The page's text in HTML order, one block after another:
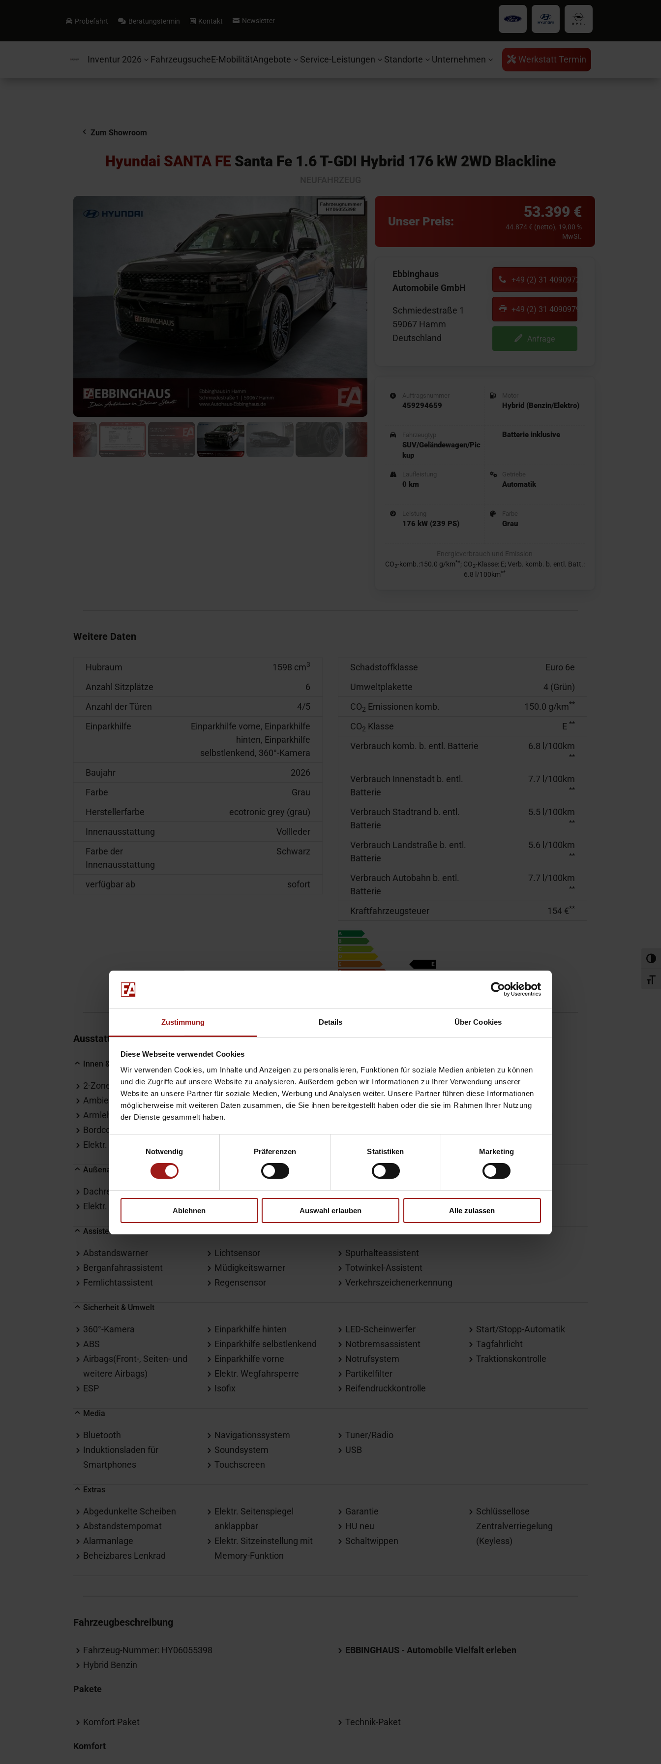
Zustimmung Details Über Cookies
Diese Webseite verwendet Cookies
Wir verwenden Cookies, um Inhalte und Anzeigen zu personalisieren, Funktionen für soziale Medien anbieten zu können
und die Zugriffe auf unsere Website zu analysieren. Außerdem geben wir Informationen zu Ihrer Verwendung unserer
Website an unsere Partner für soziale Medien, Werbung und Analysen weiter. Unsere Partner führen diese Informationen
möglicherweise mit weiteren Daten zusammen, die Sie ihnen bereitgestellt haben oder die sie im Rahmen Ihrer Nutzung
der Dienste gesammelt haben.
Notwendig
Präferenzen Statistiken Marketing
Ablehnen Auswahl erlauben Alle zulassen
 Probefahrt  Beratungstermin  Kontakt  Newsletter
Inventur 2026 3 FahrzeugsucheE-MobilitätAngebote 3 Service-Leistungen 3 Standorte 3 Unternehmen 3  Werkstatt Termin
Zum Showroom
Hyundai SANTA FE Santa Fe 1.6 T-GDI Hybrid 176 kW 2WD Blackline
Unser Preis:
53.399 €
44.874 € (netto), 19,00 %
MwSt.
Ebbinghaus
Automobile GmbH
Schmiedestraße 1
59067 Hamm
Deutschland
+49 (2) 31 40909722
+49 (2) 31 40909791
Anfrage
Auftragsnummer
459294659
Fahrzeugtyp
SUV/Geländewagen/Pic
kup
Laufleistung
0 km
Leistung
176 kW (239 PS)
Motor
Hybrid (Benzin/Elektro)
Batterie inklusive
Getriebe
Automatik
Farbe
Grau
Energieverbrauch und Emission
CO2-komb.:150.0 g/km**; CO2-Klasse: E; Verb. komb. b. entl. Batt.:
6.8 l/100km**
Weitere Daten
Hubraum 1598 cm3
Anzahl Sitzplätze
6
Anzahl der Türen
4/5
Einparkhilfe
Einparkhilfe vorne, Einparkhilfe
hinten, Einparkhilfe
selbstlenkend, 360°-Kamera
Baujahr
2026
Farbe
Grau
Herstellerfarbe
ecotronic grey (grau)
Innenausstattung
Vollleder
Farbe der
Innenausstattung
Schwarz
verfügbar ab sofort
Schadstoffklasse
Euro 6e
Umweltplakette
4 (Grün)
CO2 Emissionen komb. 150.0 g/km**
CO2 Klasse E **
Verbrauch komb. b. entl. Batterie 6.8 l/100km
**
Verbrauch Innenstadt b. entl.
Batterie
7.7 l/100km
**
Verbrauch Stadtrand b. entl.
Batterie
5.5 l/100km
**
Verbrauch Landstraße b. entl.
Batterie
5.6 l/100km
**
Verbrauch Autobahn b. entl.
Batterie
7.7 l/100km
**
Kraftfahrzeugsteuer 154 €**
Ausstattung
Innen & Komfort
2-Zonen-Klimaautomatik
Ambiente-Beleuchtung
Armlehne
Bordcomputer
Elektr. Fensterheber
Elektr. Sitzeinstellung
Freisprecheinrichtung
Head-Up Display
Multifunktionslenkrad
Servolenkung
Volldigitales
Kombiinstrument
Zentralverriegelung
Außenausstattung
Dachreling
Elektr. Heckklappe
Elektr. Seitenspiegel
Metallic
Assistenten
Abstandswarner
Berganfahrassistent
Fernlichtassistent
Lichtsensor
Müdigkeitswarner
Regensensor
Spurhalteassistent
Totwinkel-Assistent
Verkehrszeichenerkennung
Sicherheit & Umwelt
360°-Kamera
ABS
Airbags(Front-, Seiten- und
weitere Airbags)
ESP
Einparkhilfe hinten
Einparkhilfe selbstlenkend
Einparkhilfe vorne
Elektr. Wegfahrsperre
Isofix
LED-Scheinwerfer
Notbremsassistent
Notrufsystem
Partikelfilter
Reifendruckkontrolle
Start/Stopp-Automatik
Tagfahrlicht
Traktionskontrolle
Media
Bluetooth
Induktionsladen für
Smartphones
Navigationssystem
Soundsystem
Touchscreen
Tuner/Radio
USB
Extras
Abgedunkelte Scheiben
Abstandstempomat
Alarmanlage
Beheizbares Lenkrad
Elektr. Seitenspiegel
anklappbar
Elektr. Sitzeinstellung mit
Memory-Funktion
Garantie
HU neu
Schaltwippen
Schlüssellose
Zentralverriegelung
(Keyless)
Fahrzeugbeschreibung
Fahrzeug-Nummer: HY06055398
Hybrid Benzin
EBBINGHAUS - Automobile Vielfalt erleben
Pakete
Komfort Paket Technik-Paket
Komfort